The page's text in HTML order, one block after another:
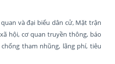
và đại biểu dân cử, Mặt trận
hội, cơ quan truyền thông, báo
tham nhũng, lãng phí, tiêu